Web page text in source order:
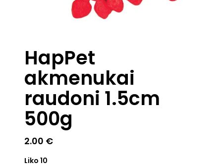
HapPet
akmenukai
raudoni 1.5cm
500g
2.00 €
Liko 10